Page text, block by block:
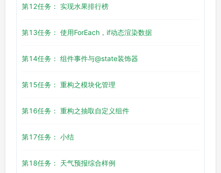
第12任务： 实现水果排行榜
第13任务： 使用ForEach，if动态渲染数据
第14任务： 组件事件与@state装饰器
第15任务： 重构之模块化管理
第16任务： 重构之抽取自定义组件
第17任务： 小结
第18任务： 天气预报综合样例